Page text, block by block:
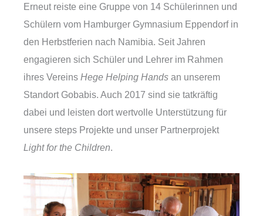
Erneut reiste eine Gruppe von 14 Schülerinnen und
Schülern vom Hamburger Gymnasium Eppendorf in
den Herbstferien nach Namibia. Seit Jahren
engagieren sich Schüler und Lehrer im Rahmen
ihres Vereins Hege Helping Hands an unserem
Standort Gobabis. Auch 2017 sind sie tatkräftig
dabei und leisten dort wertvolle Unterstützung für
unsere steps Projekte und unser Partnerprojekt
Light for the Children.